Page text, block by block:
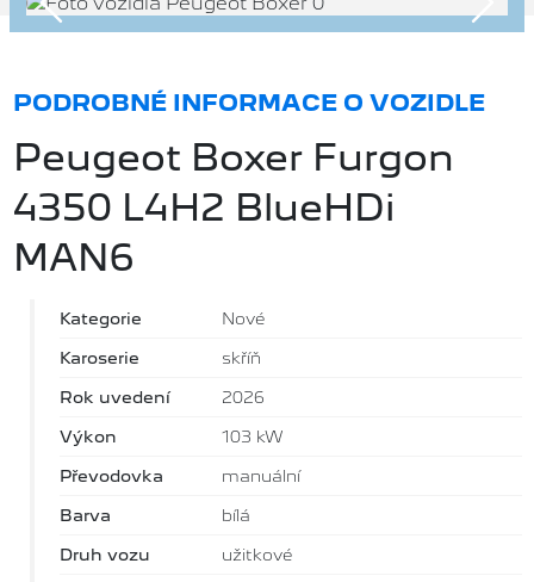
Předchozí
PODROBNÉ INFORMACE O VOZIDLE
Peugeot Boxer Furgon
4350 L4H2 BlueHDi
MAN6
Kategorie Nové
Karoserie skříň
Rok uvedení 2026
Výkon 103 kW
Převodovka manuální
Barva bílá
Druh vozu užitkové